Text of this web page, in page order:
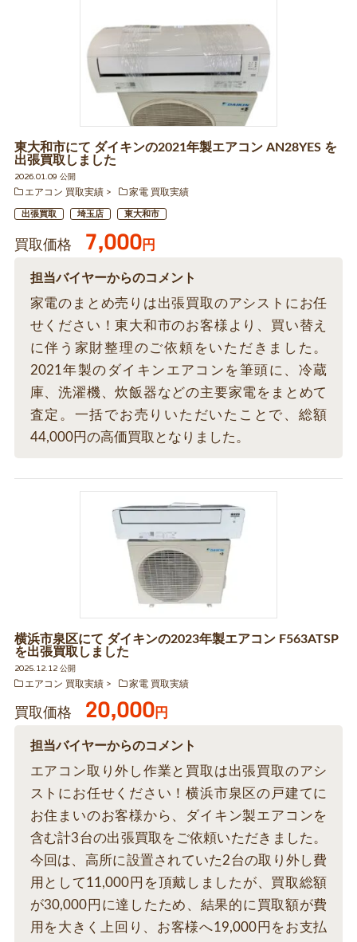
東大和市にて ダイキンの2021年製エアコン AN28YES を
出張買取しました
2026.01.09 公開
エアコン 買取実績
家電 買取実績
出張買取 埼玉店 東大和市
買取価格 7,000円
担当バイヤーからのコメント
家電のまとめ売りは出張買取のアシストにお任
せください！東大和市のお客様より、買い替え
に伴う家財整理のご依頼をいただきました。
2021年製のダイキンエアコンを筆頭に、冷蔵
庫、洗濯機、炊飯器などの主要家電をまとめて
査定。一括でお売りいただいたことで、総額
44,000円の高価買取となりました。
横浜市泉区にて ダイキンの2023年製エアコン F563ATSP
を出張買取しました
2025.12.12 公開
エアコン 買取実績
家電 買取実績
買取価格 20,000円
担当バイヤーからのコメント
エアコン取り外し作業と買取は出張買取のアシ
ストにお任せください！横浜市泉区の戸建てに
お住まいのお客様から、ダイキン製エアコンを
含む計3台の出張買取をご依頼いただきました。
今回は、高所に設置されていた2台の取り外し費
用として11,000円を頂戴しましたが、買取総額
が30,000円に達したため、結果的に買取額が費
用を大きく上回り、お客様へ19,000円をお支払